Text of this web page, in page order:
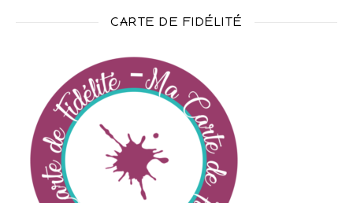
CARTE DE FIDÉLITÉ